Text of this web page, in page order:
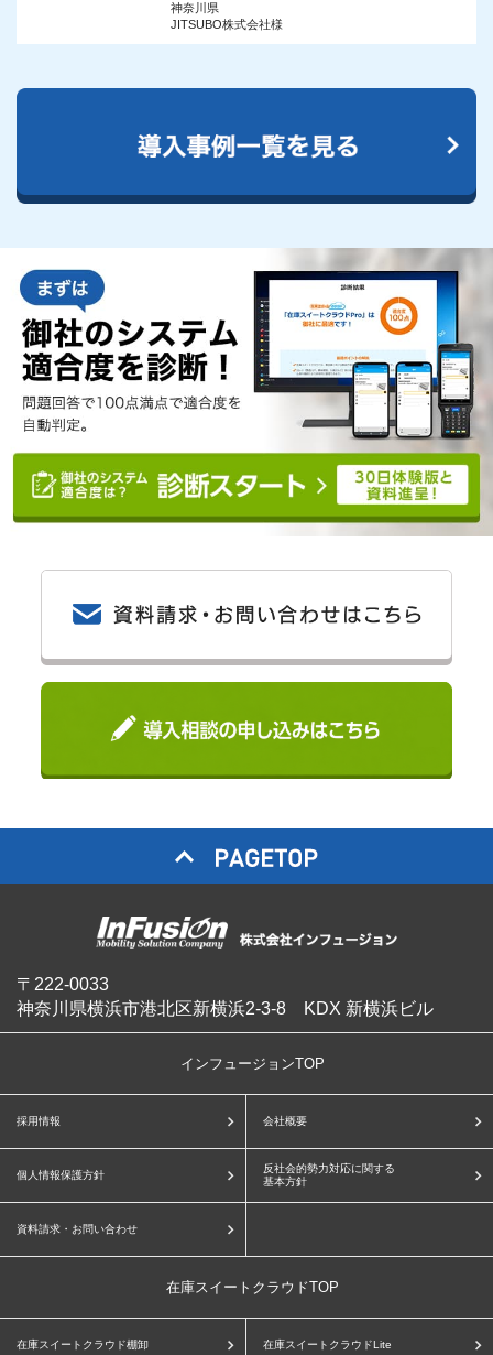
神奈川県
JITSUBO株式会社様
〒222-0033
神奈川県横浜市港北区新横浜2-3-8 KDX 新横浜ビル
インフュージョンTOP
採用情報 会社概要
個人情報保護方針
反社会的勢力対応に関する
基本方針
資料請求・お問い合わせ
在庫スイートクラウドTOP
在庫スイートクラウド棚卸 在庫スイートクラウドLite